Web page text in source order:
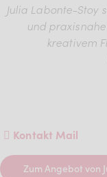
Julia Labonte-Stoy
und
kreativem
Kontakt Mail
Zum Angebot von